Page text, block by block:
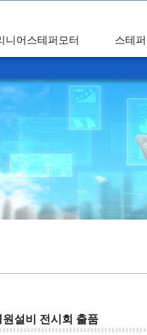
니어스테퍼모터 스테
설비 전시회 출품